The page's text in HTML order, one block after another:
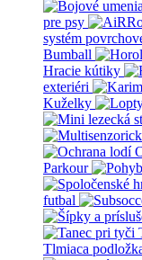
pre psy
systém
Bumball
Hracie kútiky
exteriéri
Kuželky
Parkour
futbal
Tlmiaca